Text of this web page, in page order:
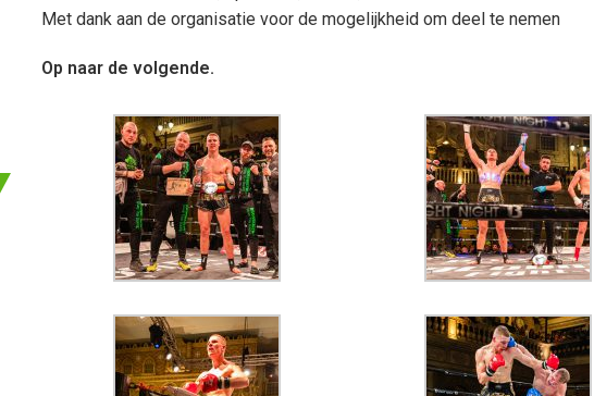
Met dank aan de organisatie voor de mogelijkheid om deel te nemen
Op naar de volgende.
hadden er een line-up. Voor Mateusz